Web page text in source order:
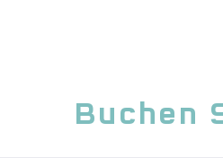
Buchen